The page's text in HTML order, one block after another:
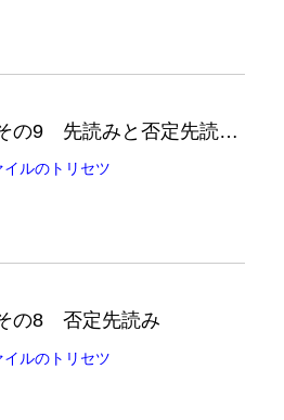
正規表現 応用編その9 先読みと否定先読みの例
イルのトリセツ
の8 否定先読み
イルのトリセツ